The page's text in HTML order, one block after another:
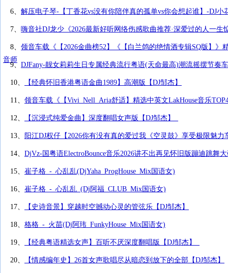
6、 解压电子琴-【丁香花vs没有你陪伴真的孤单vs你会想起谁】-DJ小
7、 嗨音社DJ龙少《2026最新好听网络伤感歌曲推荐·深爱过的人一生
8、 领音车载《【2026金曲榜52】《【白兰鸽的绝情酒专辑SQ版】
音师
9、 DJFany-靓女莉莉生日专属经典流行粤语(天命最高)潮流摇摆节奏
10、 【经典怀旧香港粤语金曲1989】高潮版【DJ邹杰】
11、 领音车载《【Vivi_Nell_Aria舒适】精选中英文LakHouse音乐
12、 【沉浸式纯爱金曲】深度翻唱女声版【DJ邹杰】_
13、 阳江DJ权仔【2026你有没有真的爱过我《空灵鼓》享受极限魅力
14、 DjVz-国粤语ElectroBounce音乐2026讲不出再见怀旧版蹦迪跳舞
15、 崔子格_-_心乱乱(DjYaha_ProgHouse_Mix国语女)
16、 崔子格_-_心乱乱_(Dj阿福_CLUB_Mix国语女)
17、 【史诗音景】穿越时空撼动心灵的管弦乐【DJ邹杰】
18、 格格_-_火苗(Dj阿玮_FunkyHouse_Mix国语女)
19、 【经典粤语精选女声】百听不厌深度翻唱版【DJ邹杰】_
20、 【情感编年史】26首女声歌唱尽从暗恋到放下的全部【DJ邹杰】